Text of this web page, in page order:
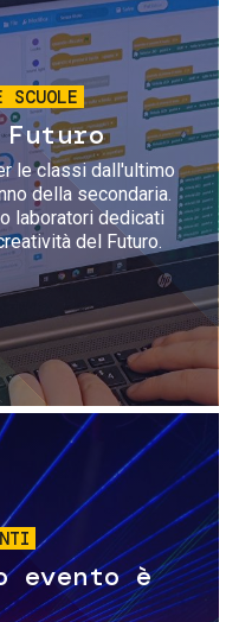
le classi dall'ultimo
della secondaria.
laboratori dedicati
del Futuro.
evento è